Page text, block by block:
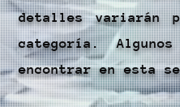
detalles variarán
categoría.
encontrar en esta